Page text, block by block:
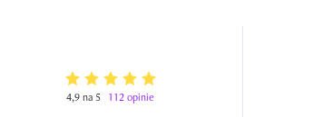
4,9 na 5 112 opinie